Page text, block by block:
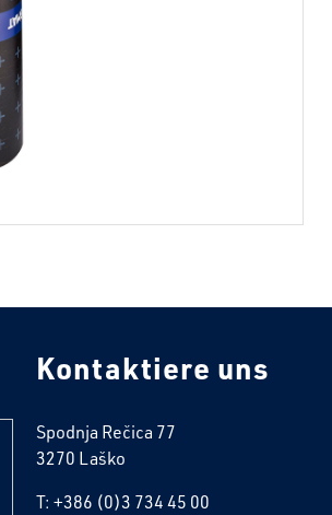
Kontaktiere uns
Spodnja Rečica 77
3270 Laško
T: +386 (0)3 734 45 00